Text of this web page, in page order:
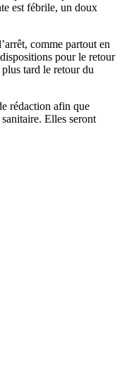
est fébrile, un doux
comme partout en
pour le retour
tard le retour du
rédaction afin que
Elles seront